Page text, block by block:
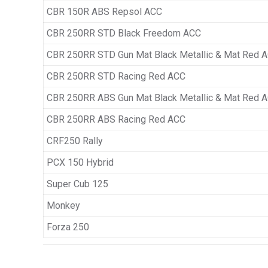
CBR 150R ABS Repsol ACC
CBR 250RR STD Black Freedom ACC
CBR 250RR STD Gun Mat Black Metallic & Mat Red
CBR 250RR STD Racing Red ACC
CBR 250RR ABS Gun Mat Black Metallic & Mat Red
CBR 250RR ABS Racing Red ACC
CRF250 Rally
PCX 150 Hybrid
Super Cub 125
Monkey
Forza 250